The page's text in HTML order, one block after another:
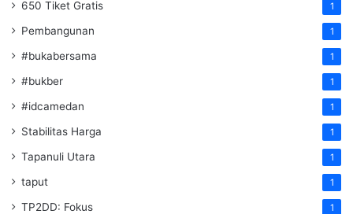
650 Tiket Gratis 1
Pembangunan 1
#bukabersama 1
#bukber 1
#idcamedan 1
Stabilitas Harga 1
Tapanuli Utara 1
taput 1
TP2DD: Fokus 1